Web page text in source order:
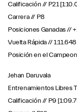
Calificación // P21
Carrera // P8
Posiciones Ganadas //
Vuelta Rápida // 1:11.648
Posición en el
Jehan Daruvala
Entrenamientos Libres
Calificación // P9